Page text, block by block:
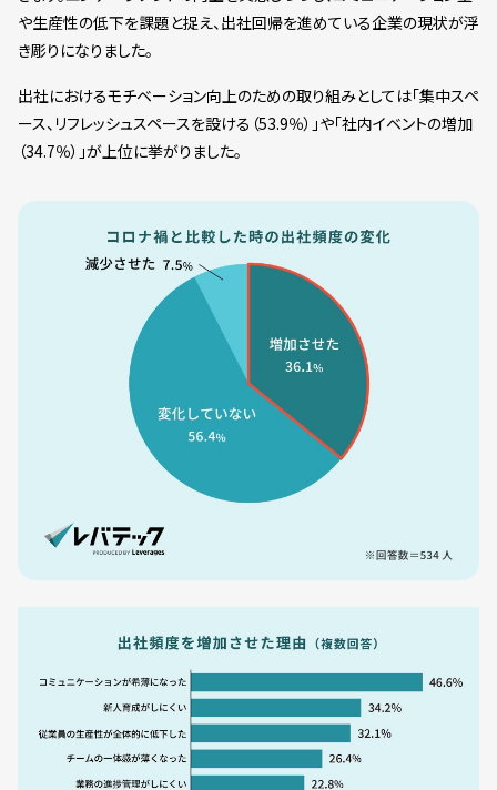
や生産性の低下を課題と捉え、出社回帰を進めている企業の現状が浮
き彫りになりました。
出社におけるモチベーション向上のための取り組みとしては「集中スペ
ース、リフレッシュスペースを設ける（53.9％）」や「社内イベントの増加
（34.7％）」が上位に挙がりました。